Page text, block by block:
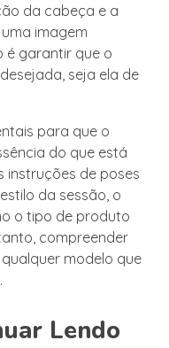
da cabeça e a
imagem
é garantir que o
seja ela de
para que o
do que está
instruções de poses
da sessão, o
o tipo de produto
compreender
modelo que
Lendo